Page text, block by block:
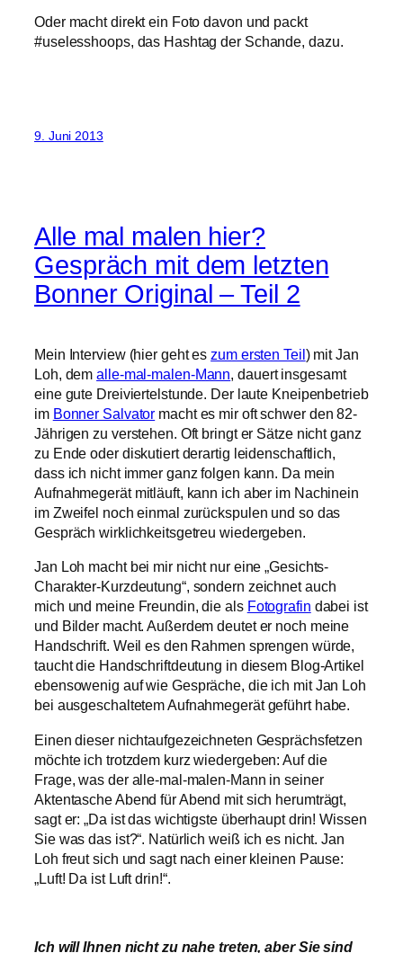
Oder macht direkt ein Foto davon und packt
#uselesshoops, das Hashtag der Schande, dazu.
9. Juni 2013
Alle mal malen hier?
Gespräch mit dem letzten
Bonner Original – Teil 2
Mein Interview (hier geht eszum ersten Teil) mit Jan
Loh, demalle-mal-malen-Mann, dauert insgesamt
eine gute Dreiviertelstunde. Der laute Kneipenbetrieb
im Bonner Salvator macht es mir oft schwer den 82-
Jährigen zu verstehen. Oft bringt er Sätze nicht ganz
zu Ende oder diskutiert derartig leidenschaftlich,
dass ich nicht immer ganz folgen kann. Da mein
Aufnahmegerät mitläuft, kann ich aber im Nachinein
im Zweifel noch einmal zurückspulen und so das
Gespräch wirklichkeitsgetreu wiedergeben.
Jan Loh macht bei mir nicht nur eine „Gesichts-
Charakter-Kurzdeutung“, sondern zeichnet auch
mich und meine Freundin, die als Fotografin dabei ist
und Bilder macht. Außerdem deutet er noch meine
Handschrift. Weil es den Rahmen sprengen würde,
taucht die Handschriftdeutung in diesem Blog-Artikel
ebensowenig auf wie Gespräche, die ich mit Jan Loh
bei ausgeschaltetem Aufnahmegerät geführt habe.
Einen dieser nichtaufgezeichneten Gesprächsfetzen
möchte ich trotzdem kurz wiedergeben: Auf die
Frage, was der alle-mal-malen-Mann in seiner
Aktentasche Abend für Abend mit sich herumträgt,
sagt er: „Da ist das wichtigste überhaupt drin! Wissen
Sie was das ist?“. Natürlich weiß ich es nicht. Jan
Loh freut sich und sagt nach einer kleinen Pause:
„Luft! Da ist Luft drin!“.
Ich will Ihnen nicht zu nahe treten, aber Sie sind